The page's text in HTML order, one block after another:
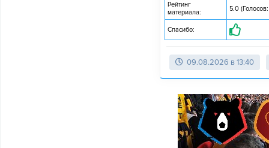
Рейтинг
материала:
5.0 (Голосов:
Спасибо:
09.08.2026 в 13:40